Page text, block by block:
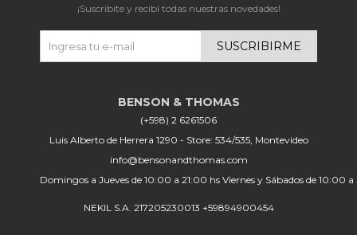
(+598) 2 6261506
Luis Alberto de Herrera 1290 - Store: 534/535, Montevideo
info@bensonandthomas.com
Domingos a Jueves de 10:00 a 21:00 hs Viernes y Sábados de 10:00
NEKIL S.A. 217205230013 +59894900454
¡Suscribite y recibí todas nuestras novedades!
SUSCRIBIRME